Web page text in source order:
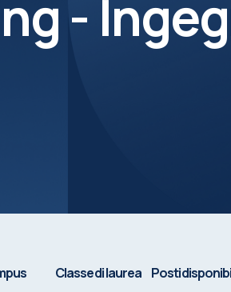
-
Classe di laurea Posti